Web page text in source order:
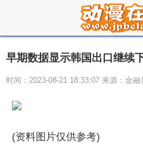
早期数据显示韩国出口继续
时间：2023-08-21 18:33:07 来源：金融
(资料图片仅供参考)